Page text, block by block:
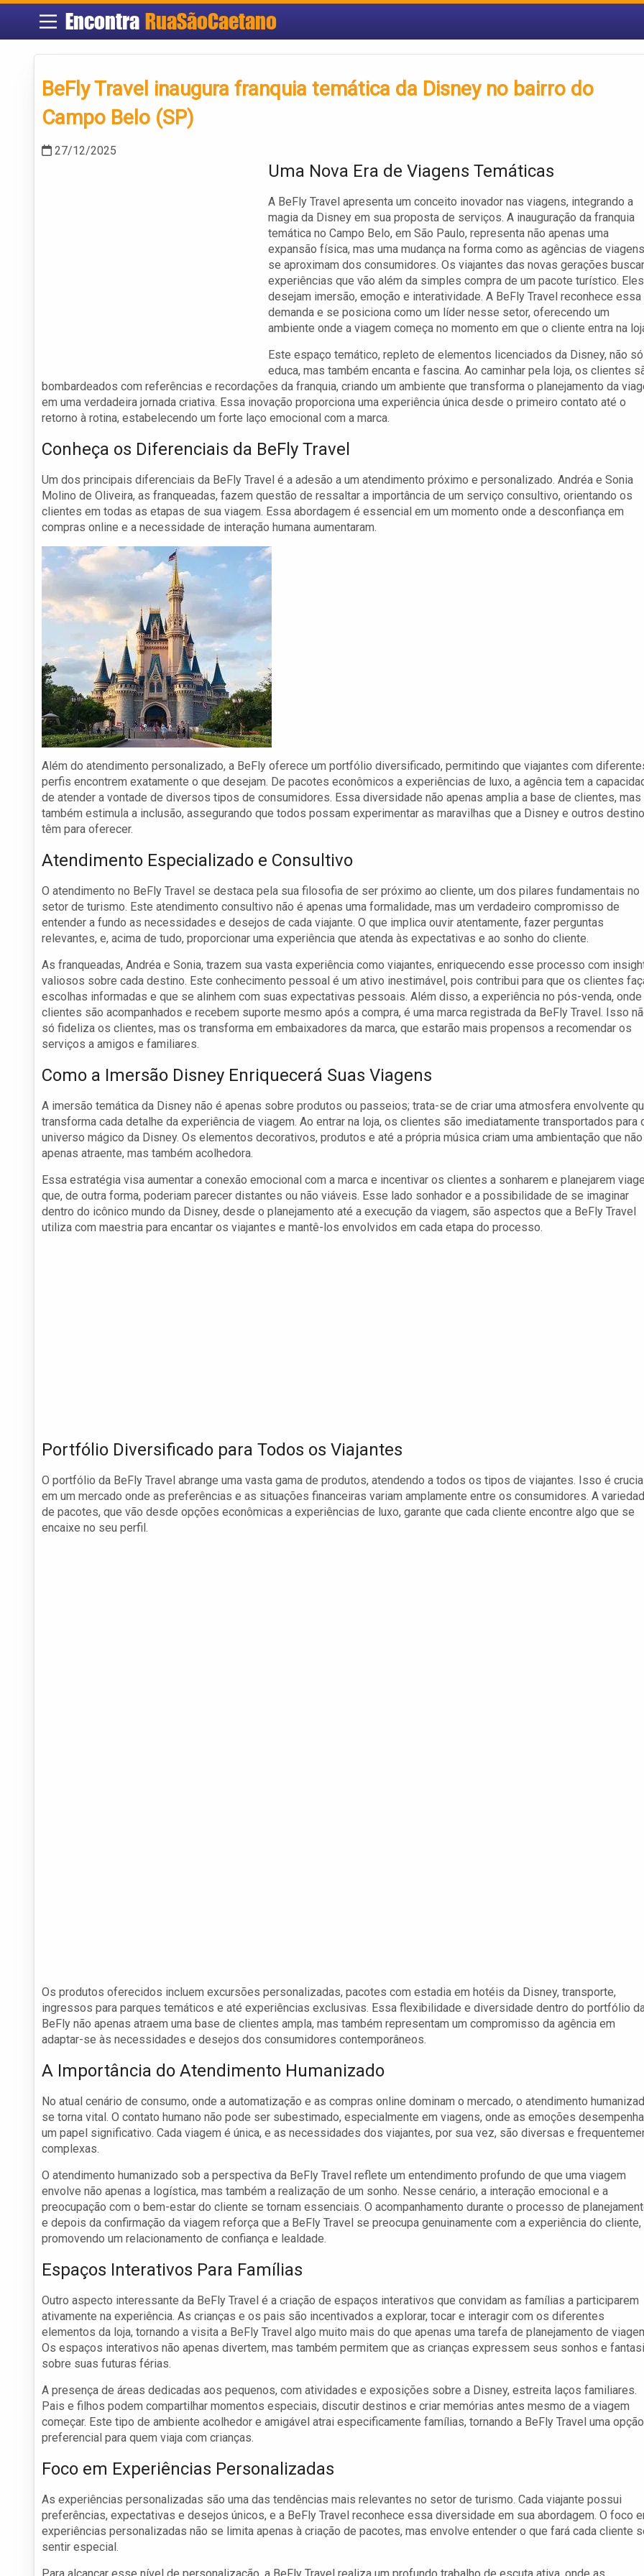
Encontra RuaSãoCaetano
BeFly Travel inaugura franquia temática da Disney no bairro do
Campo Belo (SP)
27/12/2025
Uma Nova Era de Viagens Temáticas
A BeFly Travel apresenta um conceito inovador nas viagens, integrando a
magia da Disney em sua proposta de serviços. A inauguração da franquia
temática no Campo Belo, em São Paulo, representa não apenas uma
expansão física, mas uma mudança na forma como as agências de viagens
se aproximam dos consumidores. Os viajantes das novas gerações
experiências que vão além da simples compra de um pacote turístico. Eles
desejam imersão, emoção e interatividade. A BeFly Travel reconhece essa
demanda e se posiciona como um líder nesse setor, oferecendo um
ambiente onde a viagem começa no momento em que o cliente entra na
Este espaço temático, repleto de elementos licenciados da Disney, não só
educa, mas também encanta e fascina. Ao caminhar pela loja, os clientes
bombardeados com referências e recordações da franquia, criando um ambiente que transforma o planejamento da
em uma verdadeira jornada criativa. Essa inovação proporciona uma experiência única desde o primeiro contato até o
retorno à rotina, estabelecendo um forte laço emocional com a marca.
Conheça os Diferenciais da BeFly Travel
Um dos principais diferenciais da BeFly Travel é a adesão a um atendimento próximo e personalizado. Andréa e Sonia
Molino de Oliveira, as franqueadas, fazem questão de ressaltar a importância de um serviço consultivo, orientando os
clientes em todas as etapas de sua viagem. Essa abordagem é essencial em um momento onde a desconfiança em
compras online e a necessidade de interação humana aumentaram.
Além do atendimento personalizado, a BeFly oferece um portfólio diversificado, permitindo que viajantes com
perfis encontrem exatamente o que desejam. De pacotes econômicos a experiências de luxo, a agência tem a
de atender a vontade de diversos tipos de consumidores. Essa diversidade não apenas amplia a base de clientes, mas
também estimula a inclusão, assegurando que todos possam experimentar as maravilhas que a Disney e outros
têm para oferecer.
Atendimento Especializado e Consultivo
O atendimento no BeFly Travel se destaca pela sua filosofia de ser próximo ao cliente, um dos pilares fundamentais no
setor de turismo. Este atendimento consultivo não é apenas uma formalidade, mas um verdadeiro compromisso de
entender a fundo as necessidades e desejos de cada viajante. O que implica ouvir atentamente, fazer perguntas
relevantes, e, acima de tudo, proporcionar uma experiência que atenda às expectativas e ao sonho do cliente.
As franqueadas, Andréa e Sonia, trazem sua vasta experiência como viajantes, enriquecendo esse processo com
valiosos sobre cada destino. Este conhecimento pessoal é um ativo inestimável, pois contribui para que os clientes
escolhas informadas e que se alinhem com suas expectativas pessoais. Além disso, a experiência no pós-venda,
clientes são acompanhados e recebem suporte mesmo após a compra, é uma marca registrada da BeFly Travel. Isso
só fideliza os clientes, mas os transforma em embaixadores da marca, que estarão mais propensos a recomendar os
serviços a amigos e familiares.
Como a Imersão Disney Enriquecerá Suas Viagens
A imersão temática da Disney não é apenas sobre produtos ou passeios; trata-se de criar uma atmosfera envolvente
transforma cada detalhe da experiência de viagem. Ao entrar na loja, os clientes são imediatamente transportados para
universo mágico da Disney. Os elementos decorativos, produtos e até a própria música criam uma ambientação que
apenas atraente, mas também acolhedora.
Essa estratégia visa aumentar a conexão emocional com a marca e incentivar os clientes a sonharem e planejarem
que, de outra forma, poderiam parecer distantes ou não viáveis. Esse lado sonhador e a possibilidade de se imaginar
dentro do icônico mundo da Disney, desde o planejamento até a execução da viagem, são aspectos que a BeFly Travel
utiliza com maestria para encantar os viajantes e mantê-los envolvidos em cada etapa do processo.
Portfólio Diversificado para Todos os Viajantes
O portfólio da BeFly Travel abrange uma vasta gama de produtos, atendendo a todos os tipos de viajantes. Isso é
em um mercado onde as preferências e as situações financeiras variam amplamente entre os consumidores. A
de pacotes, que vão desde opções econômicas a experiências de luxo, garante que cada cliente encontre algo que se
encaixe no seu perfil.
Os produtos oferecidos incluem excursões personalizadas, pacotes com estadia em hotéis da Disney, transporte,
ingressos para parques temáticos e até experiências exclusivas. Essa flexibilidade e diversidade dentro do portfólio
BeFly não apenas atraem uma base de clientes ampla, mas também representam um compromisso da agência em
adaptar-se às necessidades e desejos dos consumidores contemporâneos.
A Importância do Atendimento Humanizado
No atual cenário de consumo, onde a automatização e as compras online dominam o mercado, o atendimento
se torna vital. O contato humano não pode ser subestimado, especialmente em viagens, onde as emoções
um papel significativo. Cada viagem é única, e as necessidades dos viajantes, por sua vez, são diversas e
complexas.
O atendimento humanizado sob a perspectiva da BeFly Travel reflete um entendimento profundo de que uma viagem
envolve não apenas a logística, mas também a realização de um sonho. Nesse cenário, a interação emocional e a
preocupação com o bem-estar do cliente se tornam essenciais. O acompanhamento durante o processo de
e depois da confirmação da viagem reforça que a BeFly Travel se preocupa genuinamente com a experiência do cliente,
promovendo um relacionamento de confiança e lealdade.
Espaços Interativos Para Famílias
Outro aspecto interessante da BeFly Travel é a criação de espaços interativos que convidam as famílias a participarem
ativamente na experiência. As crianças e os pais são incentivados a explorar, tocar e interagir com os diferentes
elementos da loja, tornando a visita a BeFly Travel algo muito mais do que apenas uma tarefa de planejamento de
Os espaços interativos não apenas divertem, mas também permitem que as crianças expressem seus sonhos e
sobre suas futuras férias.
A presença de áreas dedicadas aos pequenos, com atividades e exposições sobre a Disney, estreita laços familiares.
Pais e filhos podem compartilhar momentos especiais, discutir destinos e criar memórias antes mesmo de a viagem
começar. Este tipo de ambiente acolhedor e amigável atrai especificamente famílias, tornando a BeFly Travel uma opção
preferencial para quem viaja com crianças.
Foco em Experiências Personalizadas
As experiências personalizadas são uma das tendências mais relevantes no setor de turismo. Cada viajante possui
preferências, expectativas e desejos únicos, e a BeFly Travel reconhece essa diversidade em sua abordagem. O foco
experiências personalizadas não se limita apenas à criação de pacotes, mas envolve entender o que fará cada cliente
sentir especial.